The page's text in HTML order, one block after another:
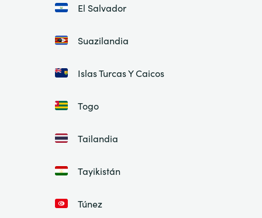
El Salvador
Suazilandia
Islas Turcas Y Caicos
Togo
Tailandia
Tayikistán
Túnez